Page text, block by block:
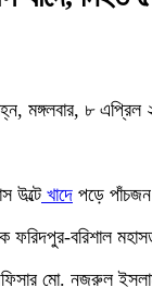
মঙ্গলবার, ৮ এপ্রিল
উল্টেখাদে পড়ে
ফরিদপুর-বরিশাল
মো. নজরুল